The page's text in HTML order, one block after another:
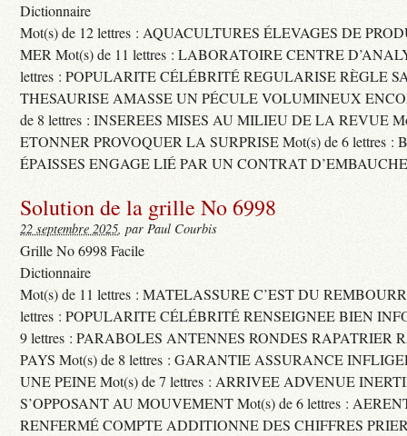
Dictionnaire
Mot(s) de 12 lettres : AQUACULTURES ÉLEVAGES DE
MER Mot(s) de 11 lettres : LABORATOIRE CENTRE
lettres : POPULARITE CÉLÉBRITÉ REGULARISE RÈGLE
THESAURISE AMASSE UN PÉCULE VOLUMINEUX
de 8 lettres : INSEREES MISES AU MILIEU DE LA REVUE
ETONNER PROVOQUER LA SURPRISE Mot(s) de 6 lettres :
ÉPAISSES ENGAGE LIÉ PAR UN CONTRAT
Solution de la grille No 6998
22 septembre 2025, par Paul Courbis
Grille No 6998 Facile
Dictionnaire
Mot(s) de 11 lettres : MATELASSURE C’EST DU
lettres : POPULARITE CÉLÉBRITÉ RENSEIGNEE BIEN
9 lettres : PARABOLES ANTENNES RONDES RAPATRIER
PAYS Mot(s) de 8 lettres : GARANTIE ASSURANCE
UNE PEINE Mot(s) de 7 lettres : ARRIVEE ADVENUE
S’OPPOSANT AU MOUVEMENT Mot(s) de 6 lettres :
RENFERMÉ COMPTE ADDITIONNE DES CHIFFRES